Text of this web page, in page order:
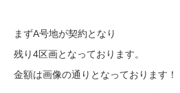
まずA号地が契約となり
残り4区画となっております。
金額は画像の通りとなっております！